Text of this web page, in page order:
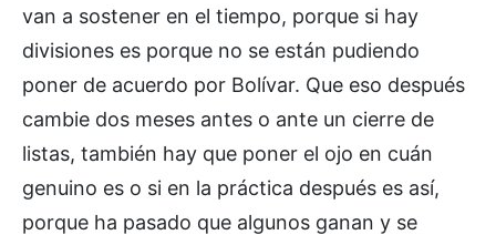
van a sostener en el tiempo, porque si hay
divisiones es porque no se están pudiendo
poner de acuerdo por Bolívar. Que eso después
cambie dos meses antes o ante un cierre de
listas, también hay que poner el ojo en cuán
genuino es o si en la práctica después es así,
porque ha pasado que algunos ganan y se